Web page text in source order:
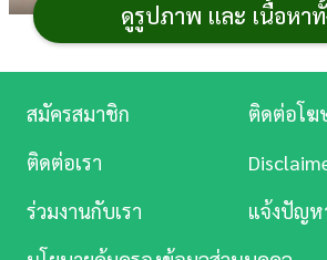
ดูรูปภาพ และ เนื้อหา
ดู
Music
สมัครสมาชิก
ติดต่อโ
ติดต่อเรา
ร่วมงานกับเรา
แจ้งปัญห